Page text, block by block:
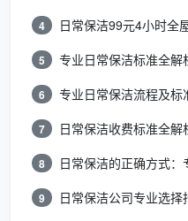
配件清洁
垃圾处理：更换垃圾
卧室与客厅细致清洁
床铺整理：床单拉平，
衣柜表面：外部擦拭，
窗户处理：室内玻璃擦
4
5
6
7 日常保洁收费标准全
8
9